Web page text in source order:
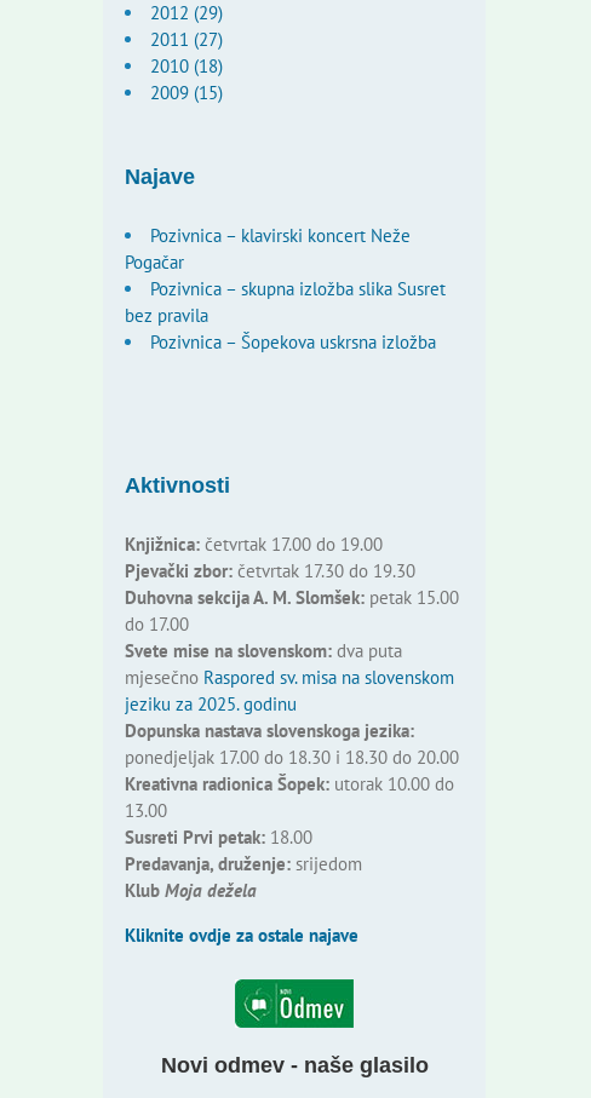
2012 (29)
2011 (27)
2010 (18)
2009 (15)
Najave
Pozivnica – klavirski koncert Neže
Pogačar
Pozivnica – skupna izložba slika Susret
bez pravila
Pozivnica – Šopekova uskrsna izložba
Aktivnosti
Knjižnica:četvrtak 17.00 do 19.00
Pjevački zbor:četvrtak 17.30 do 19.30
Duhovna sekcija A. M. Slomšek:petak 15.00
do 17.00
Svete mise na slovenskom:dva puta
mjesečno Raspored sv. misa na slovenskom
jeziku za 2025. godinu
Dopunska nastava slovenskoga jezika:
ponedjeljak 17.00 do 18.30 i 18.30 do 20.00
Kreativna radionica Šopek:utorak 10.00 do
13.00
Susreti Prvi petak:18.00
Predavanja, druženje:srijedom
Klub Moja dežela
Kliknite ovdje za ostale najave
Novi odmev - naše glasilo